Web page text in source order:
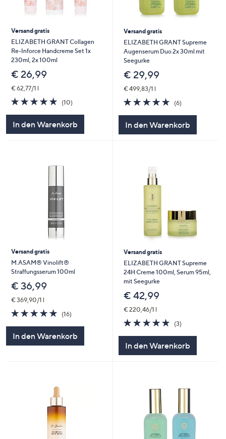
Versand gratis
ELIZABETH GRANT Collagen
Re-Inforce Handcreme Set 1x
230ml, 2x 100ml
€ 26,99
€ 62,77/1 l
4.9
von
5
(10)
In den Warenkorb
Versand gratis
ELIZABETH GRANT Supreme
Augenserum Duo 2x 30ml mit
Seegurke
€ 29,99
€ 499,83/1 l
4.8
von
5
(6)
In den Warenkorb
Versand gratis
M.ASAM® Vinolift®
Straffungsserum 100ml
€ 36,99
€ 369,90/1 l
4.8
von
5
(16)
In den Warenkorb
Versand gratis
ELIZABETH GRANT Supreme
24H Creme 100ml, Serum 95ml,
mit Seegurke
€ 42,99
€ 220,46/1 l
4.7
von
5
(3)
In den Warenkorb